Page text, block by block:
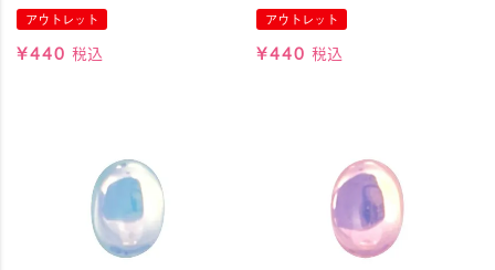
アウトレット
¥440 税込
アウトレット
¥440 税込